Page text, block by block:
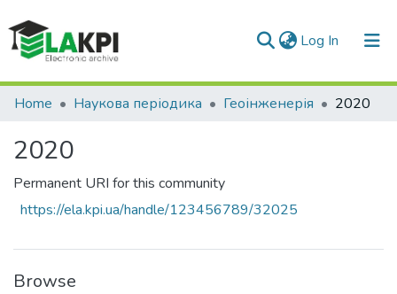
Log In (current)
Communities & Collections
Home Наукова періодика Геоінженерія 2020
2020
Permanent URI for this community
https://ela.kpi.ua/handle/123456789/32025
Browse